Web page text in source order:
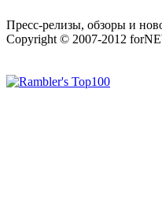
Пресс-релизы, обзоры и
Copyright © 2007-2012